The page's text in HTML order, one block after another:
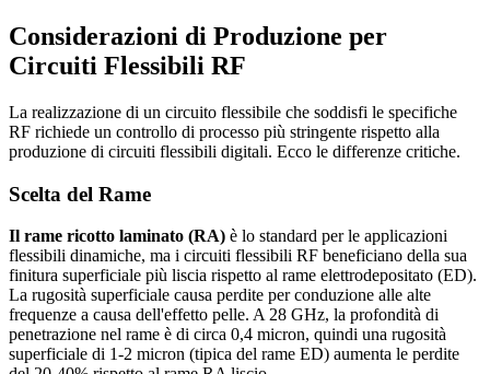
Considerazioni di Produzione per
Circuiti Flessibili RF
La realizzazione di un circuito flessibile che soddisfi le specifiche
RF richiede un controllo di processo più stringente rispetto alla
produzione di circuiti flessibili digitali. Ecco le differenze critiche.
Scelta del Rame
Il rame ricotto laminato (RA) è lo standard per le applicazioni
flessibili dinamiche, ma i circuiti flessibili RF beneficiano della sua
finitura superficiale più liscia rispetto al rame elettrodepositato (ED).
La rugosità superficiale causa perdite per conduzione alle alte
frequenze a causa dell'effetto pelle. A 28 GHz, la profondità di
penetrazione nel rame è di circa 0,4 micron, quindi una rugosità
superficiale di 1-2 micron (tipica del rame ED) aumenta le perdite